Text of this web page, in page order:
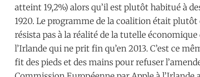
atteint 19,2%) alors qu’il est plutôt habitué à
1920. Le programme de la coalition était
résista pas à la réalité de la tutelle
l’Irlande qui ne prit fin qu’en 2013. C’est ce
fit des pieds et des mains pour refuser